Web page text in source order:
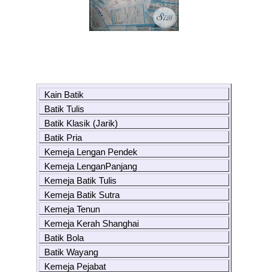
Kain Batik
Batik Tulis
Batik Klasik (Jarik)
Batik Pria
Kemeja Lengan Pendek
Kemeja LenganPanjang
Kemeja Batik Tulis
Kemeja Batik Sutra
Kemeja Tenun
Kemeja Kerah Shanghai
Batik Bola
Batik Wayang
Kemeja Pejabat